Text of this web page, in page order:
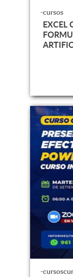
-cursos
EXCEL
-